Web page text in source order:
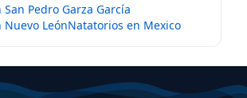
San Pedro Garza García
Nuevo LeónNatatorios en Mexico